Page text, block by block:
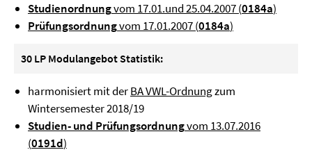
Studienordnungvom 17.01.und 25.04.2007 (0184a)
Prüfungsordnungvom 17.01.2007 (0184a)
30 LP Modulangebot Statistik:
harmonisiert mit derBA VWL-Ordnungzum
Wintersemester 2018/19
Studien- und Prüfungsordnungvom 13.07.2016
(0191d)